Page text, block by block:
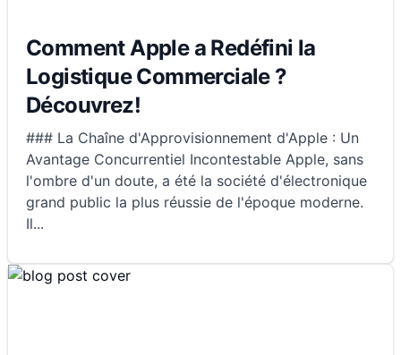
Comment Apple a Redéfini la
Logistique Commerciale ?
Découvrez!
### La Chaîne d'Approvisionnement d'Apple : Un
Avantage Concurrentiel Incontestable Apple, sans
l'ombre d'un doute, a été la société d'électronique
grand public la plus réussie de l'époque moderne.
Il...